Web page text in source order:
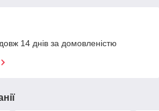
14 днів за домовленістю